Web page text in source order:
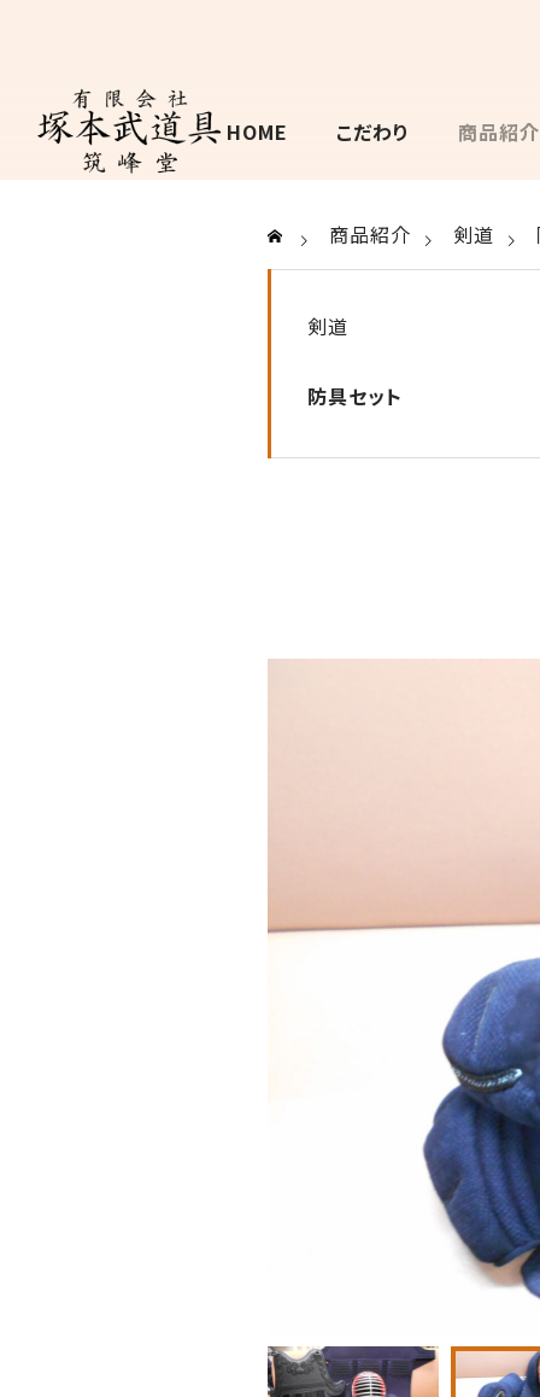
HOME こだわり 商品紹介
商品紹介 剣道
剣道
防具セット